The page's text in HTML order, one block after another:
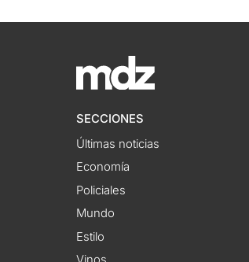
SECCIONES
Últimas noticias
Economía
Policiales
Mundo
Estilo